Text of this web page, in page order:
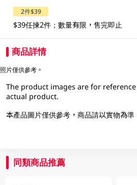
2件$39
$39任揀2件；數量有限，售完即止
商品詳情
照片僅供參考。
The product images are for
actual product.
本產品圖片僅供參考，商品請以實物為準
同類商品推薦